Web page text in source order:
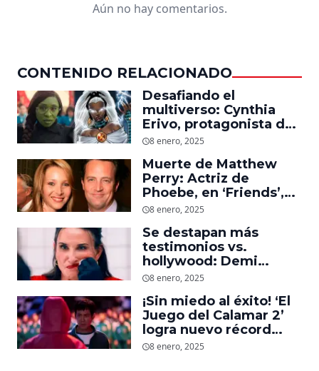
Aún no hay comentarios.
CONTENIDO RELACIONADO
Desafiando el
multiverso: Cynthia
Erivo, protagonista de
‘Wicked’, quiere ser
8 enero, 2025
Muerte de Matthew
Perry: Actriz de
Phoebe, en ‘Friends’,
descubre un emotivo
dejó
8 enero, 2025
Se destapan más
testimonios vs.
hollywood: Demi
Moore, protagonista de
daño que le hizo la
industria a su cuerpo
8 enero, 2025
¡Sin miedo al éxito! ‘El
Juego del Calamar 2’
logra nuevo récord
mundial en tan solo 11
8 enero, 2025